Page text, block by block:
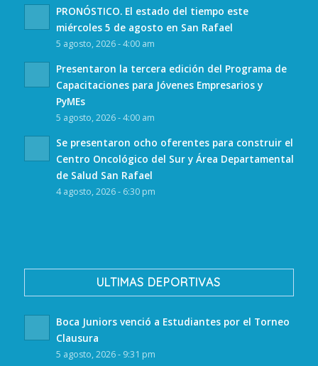
PRONÓSTICO. El estado del tiempo este
miércoles 5 de agosto en San Rafael
5 agosto, 2026 - 4:00 am
Presentaron la tercera edición del Programa de
Capacitaciones para Jóvenes Empresarios y
PyMEs
5 agosto, 2026 - 4:00 am
Se presentaron ocho oferentes para construir el
Centro Oncológico del Sur y Área Departamental
de Salud San Rafael
4 agosto, 2026 - 6:30 pm
ULTIMAS DEPORTIVAS
Boca Juniors venció a Estudiantes por el Torneo
Clausura
5 agosto, 2026 - 9:31 pm